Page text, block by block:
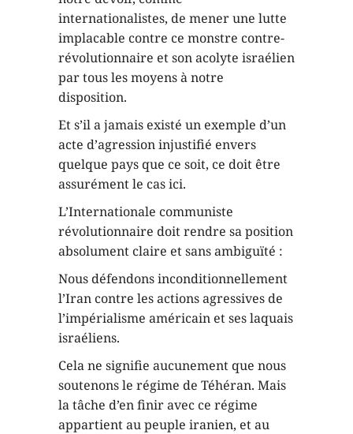
internationalistes, de mener une lutte
implacable contre ce monstre contre-
révolutionnaire et son acolyte israélien
par tous les moyens à notre
disposition.
Et s’il a jamais existé un exemple d’un
acte d’agression injustifié envers
quelque pays que ce soit, ce doit être
assurément le cas ici.
L’Internationale communiste
révolutionnaire doit rendre sa position
absolument claire et sans ambiguïté :
Nous défendons inconditionnellement
l’Iran contre les actions agressives de
l’impérialisme américain et ses laquais
israéliens.
Cela ne signifie aucunement que nous
soutenons le régime de Téhéran. Mais
la tâche d’en finir avec ce régime
appartient au peuple iranien, et au